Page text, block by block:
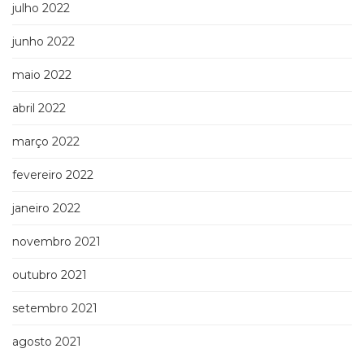
julho 2022
junho 2022
maio 2022
abril 2022
março 2022
fevereiro 2022
janeiro 2022
novembro 2021
outubro 2021
setembro 2021
agosto 2021